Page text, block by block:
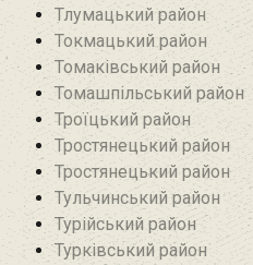
Тлумацький район
Токмацький район
Томаківський район
Томашпільський район
Троїцький район‎
Тростянецький район
Тростянецький район
Тульчинський район
Турійський район
Турківський район